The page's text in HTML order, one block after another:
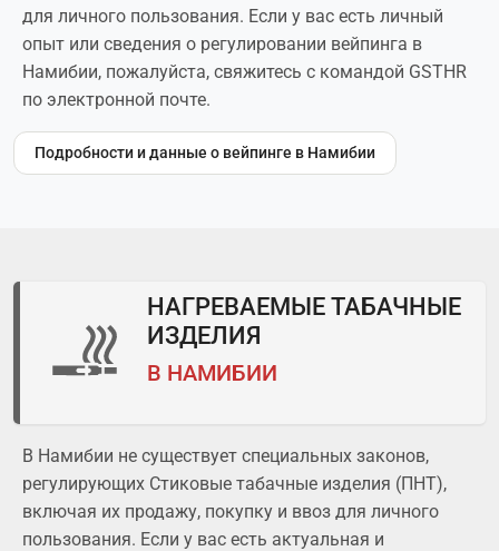
для личного пользования. Если у вас есть личный
опыт или сведения о регулировании вейпинга в
Намибии, пожалуйста, свяжитесь с командой GSTHR
по электронной почте.
Подробности и данные о вейпинге в Намибии
НАГРЕВАЕМЫЕ ТАБАЧНЫЕ
ИЗДЕЛИЯ
В НАМИБИИ
В Намибии не существует специальных законов,
регулирующих Стиковые табачные изделия (ПНТ),
включая их продажу, покупку и ввоз для личного
пользования. Если у вас есть актуальная и